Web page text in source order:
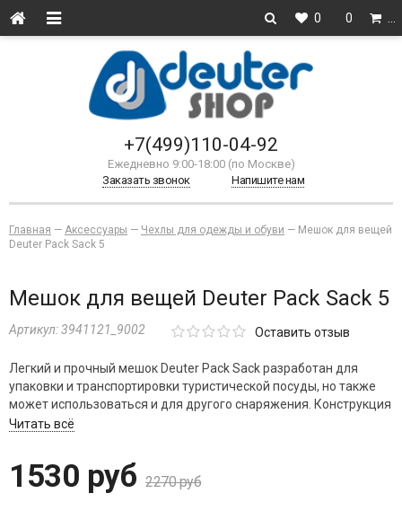
0 0
+7(499)110-04-92
Ежедневно 9:00-18:00 (по Москве)
Заказать звонок
Напишите нам
Главная — Аксессуары — Чехлы для одежды и обуви — Мешок для вещей
Deuter Pack Sack 5
Мешок для вещей Deuter Pack Sack 5
Артикул:3941121_9002 Оставить отзыв
Легкий и прочный мешок Deuter Pack Sack разработан для
упаковки и транспортировки туристической посуды, но также
может использоваться и для другого снаряжения. Конструкция
с фиксирующейся затяжкой позволяет надежно упаковать
Читать всё
1530 руб 2270 руб